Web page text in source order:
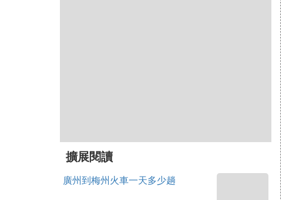
擴展閱讀
廣州到梅州火車一天多少趟